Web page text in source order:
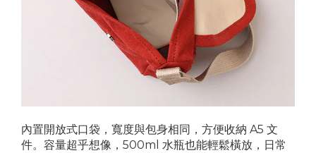
內置開放式口袋，寬度與包身相同，方便收納 A5 文
件。容量超乎想像，500ml 水瓶也能輕鬆橫放，日常